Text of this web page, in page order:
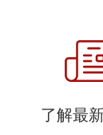
了解最